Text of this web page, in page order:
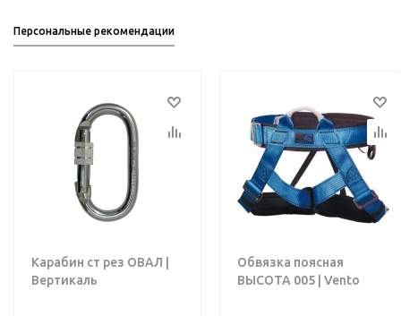
Персональные рекомендации
Карабин ст рез ОВАЛ |
Вертикаль
Обвязка поясная
ВЫСОТА 005 | Vento